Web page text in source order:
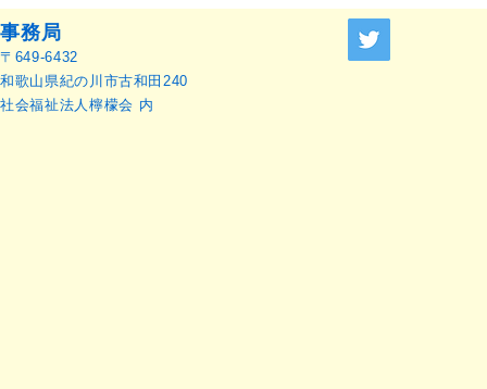
事務局
〒649-6432
和歌山県紀の川市古和田240
社会福祉法人檸檬会 内